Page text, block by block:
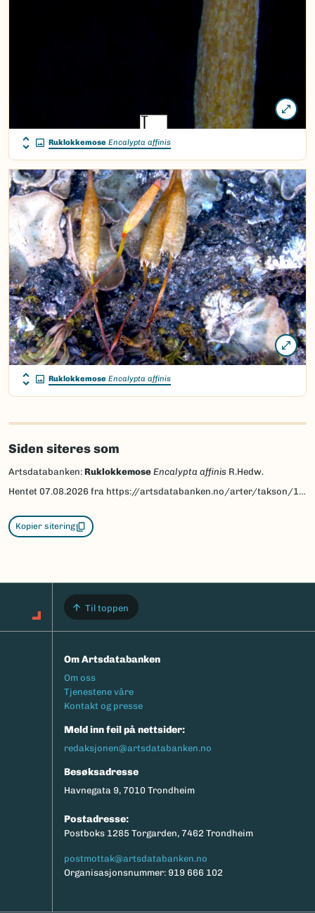
Ruklokkemose Encalypta affinis
Ruklokkemose Encalypta affinis
Siden siteres som
Artsdatabanken: Ruklokkemose Encalypta affinis R.Hedw.
Hentet 07.08.2026 fra https://artsdatabanken.no/arter/takson/184151
Kopier sitering
Til toppen
Om Artsdatabanken
Footermeny
Om oss
Tjenestene våre
Kontakt og presse
Meld inn feil på nettsider:
redaksjonen@artsdatabanken.no
Besøksadresse
Havnegata 9, 7010 Trondheim
Postadresse:
Postboks 1285 Torgarden, 7462 Trondheim
postmottak@artsdatabanken.no
Organisasjonsnummer: 919 666 102